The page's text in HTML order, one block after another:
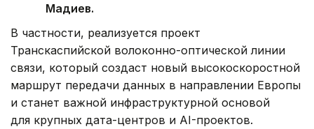
Мадиев.
В частности, реализуется проект
Транскаспийской волоконно-оптической линии
связи, который создаст новый высокоскоростной
маршрут передачи данных в направлении Европы
и станет важной инфраструктурной основой
для крупных дата-центров и AI-проектов.